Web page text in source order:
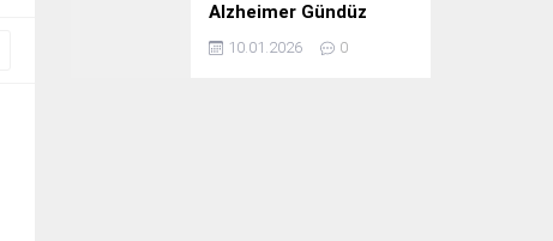
Alzheimer Gündüz
Bakım Evi 3. Yılını
Kutladı
10.01.2026 0